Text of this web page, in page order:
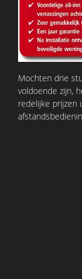
Mochten drie
voldoende zijn,
redelijke prijzen